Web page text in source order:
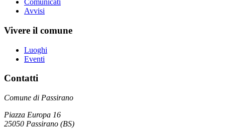
Comunicati
Avvisi
Vivere il comune
Luoghi
Eventi
Contatti
Comune di Passirano
Piazza Europa 16
25050 Passirano (BS)